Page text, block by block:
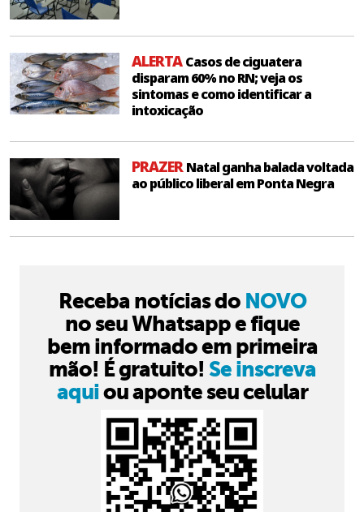
ALERTACasos de ciguatera
disparam 60% no RN; veja os
sintomas e como identificar a
intoxicação
PRAZERNatal ganha balada voltada
ao público liberal em Ponta Negra
Receba notícias do NOVO
no seu Whatsapp e fique
bem informado em primeira
mão! É gratuito! Se inscreva
aquiou aponte seu celular